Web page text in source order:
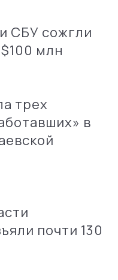
СБУ сожгли
млн
трех
в
почти 130